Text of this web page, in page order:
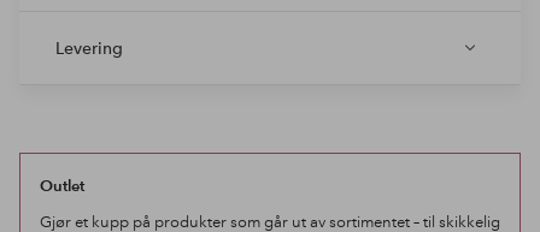
Levering
Outlet
Gjør et kupp på produkter som går ut av sortimentet – til skikkelig